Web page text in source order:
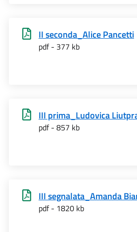
II seconda_Alice Pancetti
pdf - 377 kb
III prima_Ludovica
pdf - 857 kb
III segnalata_Amanda
pdf - 1820 kb